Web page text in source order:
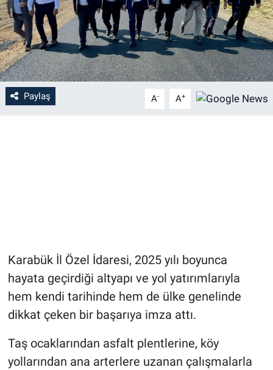
Paylaş A- A+
Karabük İl Özel İdaresi, 2025 yılı boyunca
hayata geçirdiği altyapı ve yol yatırımlarıyla
hem kendi tarihinde hem de ülke genelinde
dikkat çeken bir başarıya imza attı.
Taş ocaklarından asfalt plentlerine, köy
yollarından ana arterlere uzanan çalışmalarla